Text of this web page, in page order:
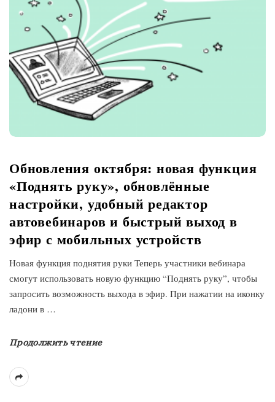
Обновления октября: новая функция
«Поднять руку», обновлённые
настройки, удобный редактор
автовебинаров и быстрый выход в
эфир с мобильных устройств
Новая функция поднятия руки Теперь участники вебинара
смогут использовать новую функцию “Поднять руку”, чтобы
запросить возможность выхода в эфир. При нажатии на иконку
ладони в …
Продолжить чтение